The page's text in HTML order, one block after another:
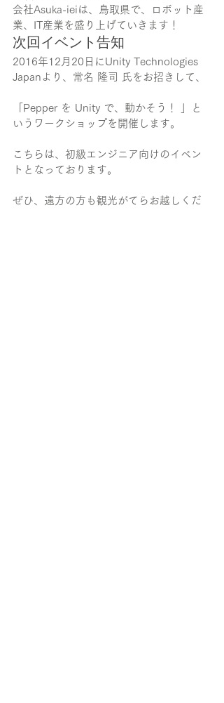
会社Asuka-ieiは、鳥取県で、ロボット産
業、IT産業を盛り上げていきます！
次回イベント告知
2016年12月20日にUnity Technologies
Japanより、常名 隆司 氏をお招きして、
「Pepper を Unity で、動かそう！ 」と
いうワークショップを開催します。
こちらは、初級エンジニア向けのイベン
トとなっております。
ぜひ、遠方の方も観光がてらお越しくだ